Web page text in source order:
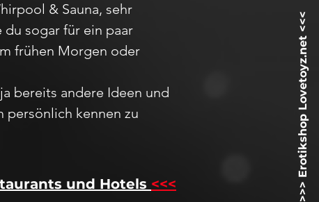
>>> Erotikshop Lovetoyz.net <<<
& Sauna, sehr
du sogar für ein paar
frühen Morgen oder
bereits andere Ideen und
persönlich kennen zu
und Hotels <<<